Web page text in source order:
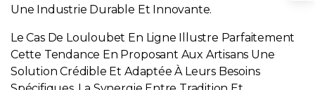
Une Industrie Durable Et Innovante.
Le Cas De Louloubet En Ligne Illustre Parfaitement
Cette Tendance En Proposant Aux Artisans Une
Solution Crédible Et Adaptée À Leurs Besoins